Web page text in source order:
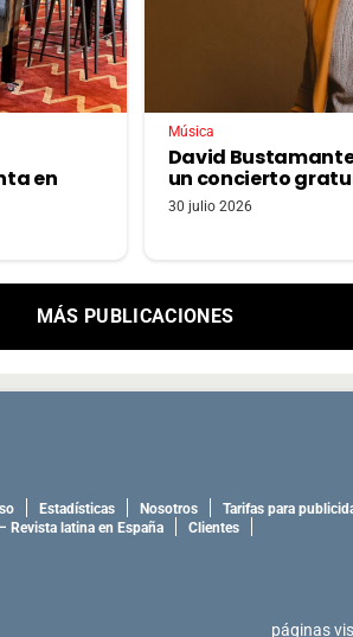
en
Música
David
un concierto
30 julio 2026
MÁS PUBLICACIONES
Estadísticas Nosotros Tarifas para
Revista latina en España
Clientes
páginas